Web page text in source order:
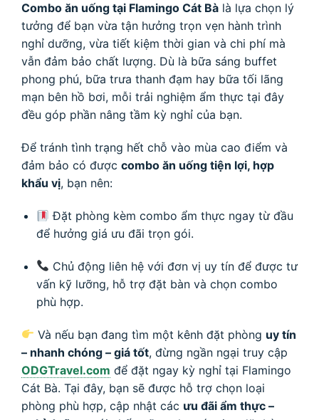
Combo ăn uống tại Flamingo Cát Bà là lựa chọn lý
tưởng để bạn vừa tận hưởng trọn vẹn hành trình
nghỉ dưỡng, vừa tiết kiệm thời gian và chi phí mà
vẫn đảm bảo chất lượng. Dù là bữa sáng buffet
phong phú, bữa trưa thanh đạm hay bữa tối lãng
mạn bên hồ bơi, mỗi trải nghiệm ẩm thực tại đây
đều góp phần nâng tầm kỳ nghỉ của bạn.
Để tránh tình trạng hết chỗ vào mùa cao điểm và
đảm bảo có được combo ăn uống tiện lợi, hợp
khẩu vị, bạn nên:
Đặt phòng kèm combo ẩm thực ngay từ đầu
để hưởng giá ưu đãi trọn gói.
Chủ động liên hệ với đơn vị uy tín để được tư
vấn kỹ lưỡng, hỗ trợ đặt bàn và chọn combo
phù hợp.
Và nếu bạn đang tìm một kênh đặt phòng uy tín
– nhanh chóng – giá tốt, đừng ngần ngại truy cập
ODGTravel.com để đặt ngay kỳ nghỉ tại Flamingo
Cát Bà. Tại đây, bạn sẽ được hỗ trợ chọn loại
phòng phù hợp, cập nhật các ưu đãi ẩm thực –